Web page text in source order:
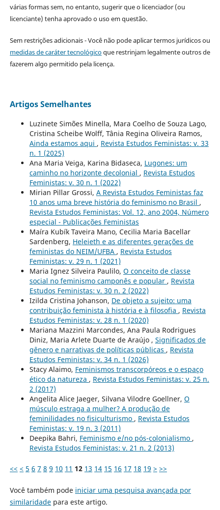
várias formas sem, no entanto, sugerir que o licenciador (ou
licenciante) tenha aprovado o uso em questão.
Sem restrições adicionais - Você não pode aplicar termos jurídicos ou
medidas de caráter tecnológicoque restrinjam legalmente outros de
fazerem algo permitido pela licença.
Artigos Semelhantes
Luzinete Simões Minella, Mara Coelho de Souza Lago,
Cristina Scheibe Wolff, Tânia Regina Oliveira Ramos,
Ainda estamos aqui , Revista Estudos Feministas: v. 33
n. 1 (2025)
Ana Maria Veiga, Karina Bidaseca, Lugones: um
caminho no horizonte decolonial , Revista Estudos
Feministas: v. 30 n. 1 (2022)
Mirian Pillar Grossi, A Revista Estudos Feministas faz
10 anos uma breve história do feminismo no Brasil ,
Revista Estudos Feministas: Vol. 12, ano 2004, Número
especial - Publicações Feministas
Maíra Kubík Taveira Mano, Cecilia Maria Bacellar
Sardenberg, Heleieth e as diferentes gerações de
feministas do NEIM/UFBA , Revista Estudos
Feministas: v. 29 n. 1 (2021)
Maria Ignez Silveira Paulilo, O conceito de classe
social no feminismo camponês e popular , Revista
Estudos Feministas: v. 30 n. 2 (2022)
Izilda Cristina Johanson, De objeto a sujeito: uma
contribuição feminista à história e à filosofia , Revista
Estudos Feministas: v. 28 n. 1 (2020)
Mariana Mazzini Marcondes, Ana Paula Rodrigues
Diniz, Maria Arlete Duarte de Araújo , Significados de
gênero e narrativas de políticas públicas , Revista
Estudos Feministas: v. 34 n. 1 (2026)
Stacy Alaimo, Feminismos transcorpóreos e o espaço
ético da natureza , Revista Estudos Feministas: v. 25 n.
2 (2017)
Angelita Alice Jaeger, Silvana Vilodre Goellner, O
músculo estraga a mulher? A produção de
feminilidades no fisiculturismo , Revista Estudos
Feministas: v. 19 n. 3 (2011)
Deepika Bahri, Feminismo e/no pós-colonialismo ,
Revista Estudos Feministas: v. 21 n. 2 (2013)
<< < 5 6 7 8 9 10 11 12 13 14 15 16 17 18 19 > >>
Você também pode iniciar uma pesquisa avançada por
similaridadepara este artigo.